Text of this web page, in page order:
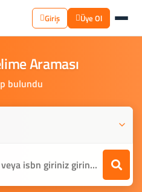
Giriş Üye Ol
Araması
bulundu